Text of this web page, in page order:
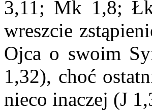
3,11; Mk 1,8;
wreszcie
Ojca o swoim
1,32), choć
nieco inaczej (J